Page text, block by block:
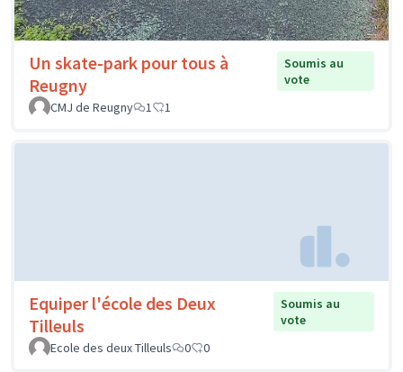
Un skate-park pour tous à
Reugny
Soumis au
vote
CMJ de Reugny
1 1
Equiper l'école des Deux
Tilleuls
Soumis au
vote
Ecole des deux Tilleuls
0 0